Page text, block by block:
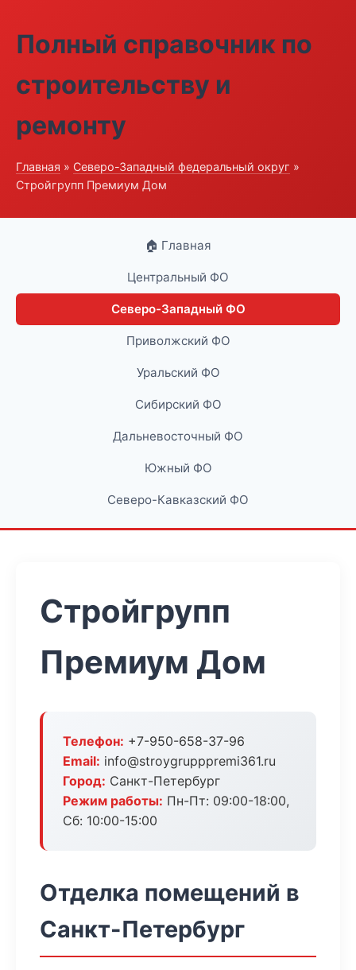
Полный справочник по
строительству и
ремонту
Главная » Северо-Западный федеральный округ »
Стройгрупп Премиум Дом
🏠 Главная
Центральный ФО
Северо-Западный ФО
Приволжский ФО
Уральский ФО
Сибирский ФО
Дальневосточный ФО
Южный ФО
Северо-Кавказский ФО
Стройгрупп
Премиум Дом
Телефон: +7-950-658-37-96
Email: info@stroygrupppremi361.ru
Город: Санкт-Петербург
Режим работы: Пн-Пт: 09:00-18:00,
Сб: 10:00-15:00
Отделка помещений в
Санкт-Петербург